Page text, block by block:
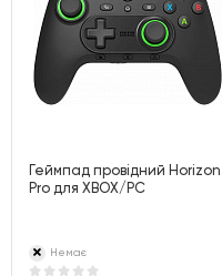
Геймпад провідний Horizon
Pro для XBOX/PC
Немає